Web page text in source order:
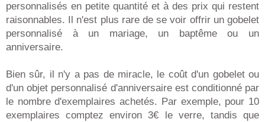
personnalisés en petite quantité et à des prix qui restent
raisonnables. Il n'est plus rare de se voir offrir un gobelet
personnalisé à un mariage, un baptême ou un
anniversaire.
Bien sûr, il n'y a pas de miracle, le coût d'un gobelet ou
d'un objet personnalisé d'anniversaire est conditionné par
le nombre d'exemplaires achetés. Par exemple, pour 10
exemplaires comptez environ 3€ le verre, tandis que